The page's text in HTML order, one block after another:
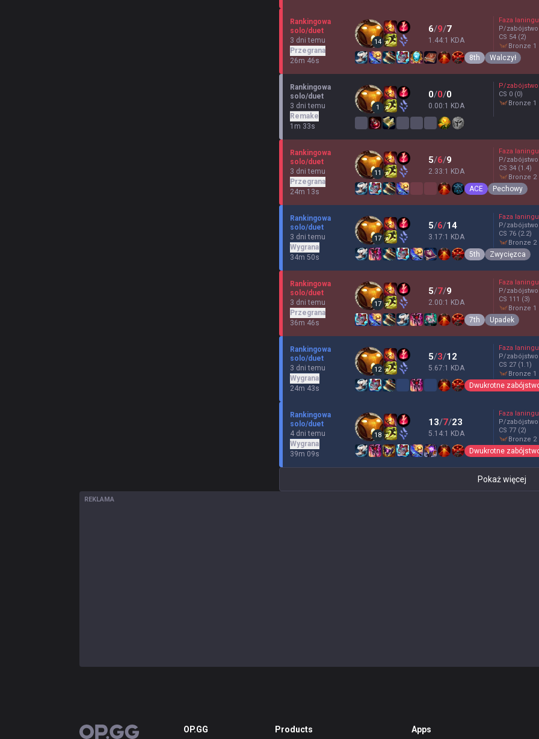
Rankingowa
solo/duet
3 dni temu
Przegrana
26m 46s
14
6/9/7
1.44:1 KDA
Faza laningu
P/zabójstwo
CS 54 (2)
bronze 1
8th Walczył
Rankingowa
solo/duet
3 dni temu
Remake
1m 33s
1
0/0/0
0.00:1 KDA
P/zabójstwo
CS 0 (0)
bronze 1
Rankingowa
solo/duet
3 dni temu
Przegrana
24m 13s
11
5/6/9
2.33:1 KDA
Faza laningu
P/zabójstwo
CS 34 (1.4)
bronze 2
ACE Pechowy
Rankingowa
solo/duet
3 dni temu
Wygrana
34m 50s
17
5/6/14
3.17:1 KDA
Faza laningu
P/zabójstwo
CS 76 (2.2)
bronze 2
5th Zwycięzca
Rankingowa
solo/duet
3 dni temu
Przegrana
36m 46s
17
5/7/9
2.00:1 KDA
Faza laningu
P/zabójstwo
CS 111 (3)
bronze 1
7th Upadek
Rankingowa
solo/duet
3 dni temu
Wygrana
24m 43s
12
5/3/12
5.67:1 KDA
Faza laningu
P/zabójstwo
CS 27 (1.1)
bronze 1
Dwukrotne
Rankingowa
solo/duet
4 dni temu
Wygrana
39m 09s
18
13/7/23
5.14:1 KDA
Faza laningu
P/zabójstwo
CS 77 (2)
bronze 2
Dwukrotne
Pokaż więcej
REKLAMA
OP.GG OP.GG Products Apps